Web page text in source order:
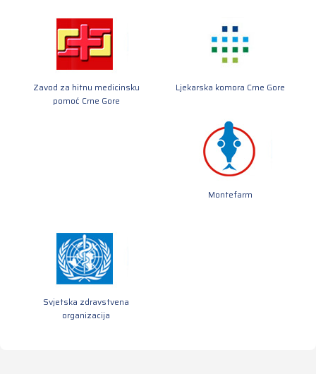
Zavod za hitnu medicinsku
pomoć Crne Gore
Ljekarska komora Crne Gore
Montefarm
Svjetska zdravstvena
organizacija